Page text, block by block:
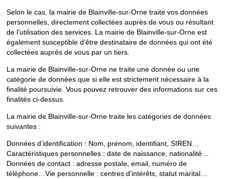
Selon le cas, la mairie de Blainville-sur-Orne traite vos données
personnelles, directement collectées auprès de vous ou résultant
de l’utilisation des services. La mairie de Blainville-sur-Orne est
également susceptible d’être destinataire de données qui ont été
collectées auprès de vous par un tiers.
La mairie de Blainville-sur-Orne ne traite une donnée ou une
catégorie de données que si elle est strictement nécessaire à la
finalité poursuivie. Vous pouvez retrouver des informations sur ces
finalités ci-dessus.
La mairie de Blainville-sur-Orne traite les catégories de données
suivantes :
Données d’identification : Nom, prénom, identifiant, SIREN…
Caractéristiques personnelles : date de naissance, nationalité…
Données de contact : adresse postale, email, numéro de
téléphone…Vie personnelle : centres d’intérêts, statut marital…